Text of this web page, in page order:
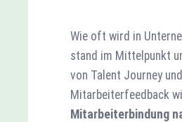
Wie oft wird in
stand im Mittelpunkt
von Talent Journey
Mitarbeiterfeedback
Mitarbeiterbindung